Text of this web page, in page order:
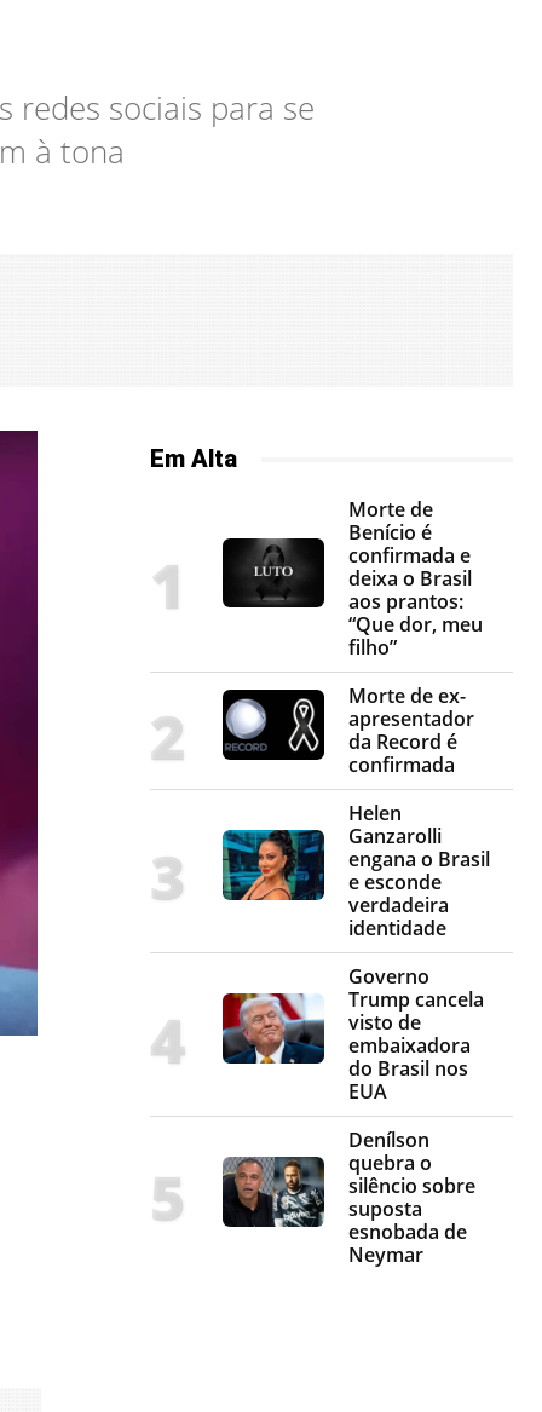
redes sociais para se
à tona
Em Alta
Morte de
Benício é
confirmada e
deixa o Brasil
aos prantos:
“Que dor, meu
filho”
Morte de ex-
apresentador
da Record é
confirmada
Helen
Ganzarolli
engana o Brasil
e esconde
verdadeira
identidade
Governo
Trump cancela
visto de
embaixadora
do Brasil nos
EUA
Denílson
quebra o
silêncio sobre
suposta
esnobada de
Neymar